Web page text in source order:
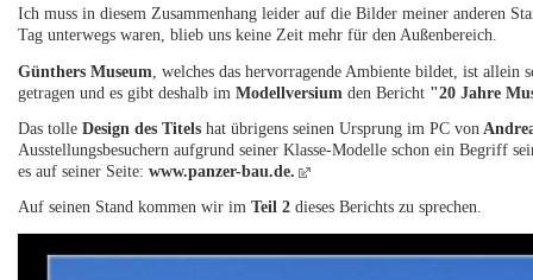
Ich muss in diesem Zusammenhang leider auf die Bilder meiner anderen
Tag unterwegs waren, blieb uns keine Zeit mehr für den Außenbereich.
Günthers Museum , welches das hervorragende Ambiente bildet, ist
getragen und es gibt deshalb imModellversium den Bericht "20 Jahre
Das tolleDesign des Titels hat übrigens seinen Ursprung im PC von
Ausstellungsbesuchern aufgrund seiner Klasse-Modelle schon ein Begriff
es auf seiner Seite:www.panzer-bau.de.
Auf seinen Stand kommen wir imTeil 2 dieses Berichts zu sprechen.